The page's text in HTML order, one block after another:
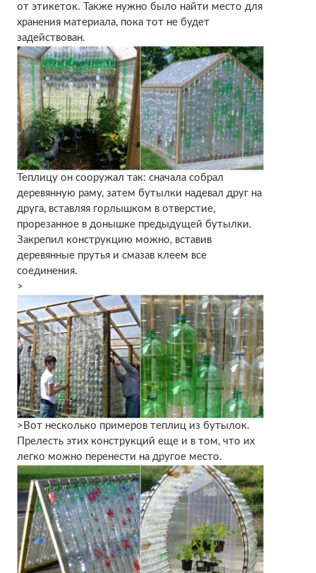
от этикеток. Также нужно было найти место для
хранения материала, пока тот не будет
задействован.
Теплицу он сооружал так: сначала собрал
деревянную раму, затем бутылки надевал друг на
друга, вставляя горлышком в отверстие,
прорезанное в донышке предыдущей бутылки.
Закрепил конструкцию можно, вставив
деревянные прутья и смазав клеем все
соединения.
>
>Вот несколько примеров теплиц из бутылок.
Прелесть этих конструкций еще и в том, что их
легко можно перенести на другое место.